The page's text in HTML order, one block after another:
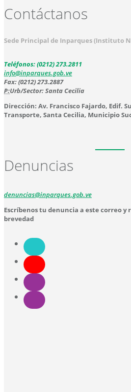
Contáctanos
Sede Principal de Inparques (Instituto
Teléfonos: (0212) 273.2811
info@inparques.gob.ve
Fax: (0212) 273.2887
P:Urb/Sector: Santa Cecilia
Dirección: Av. Francisco Fajardo, Edif.
Transporte, Santa Cecilia, Municipio
Denuncias
denuncias@inparques.gob.ve
Escríbenos tu denuncia a este correo y
brevedad